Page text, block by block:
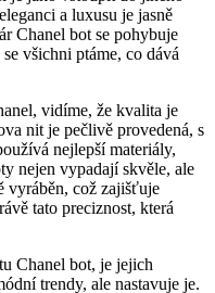
a‌ luxusu je ‍jasně
Chanel bot se pohybuje
všichni ptáme, co dává
vidíme, že⁢ kvalita je
nit je pečlivě⁢ provedená, s
nejlepší materiály,
⁣nejen vypadají skvěle, ​ale⁢
vyráběn, ‍což zajišťuje
tato preciznost, která
⁤Chanel bot, je jejich
⁣trendy, ale nastavuje je.